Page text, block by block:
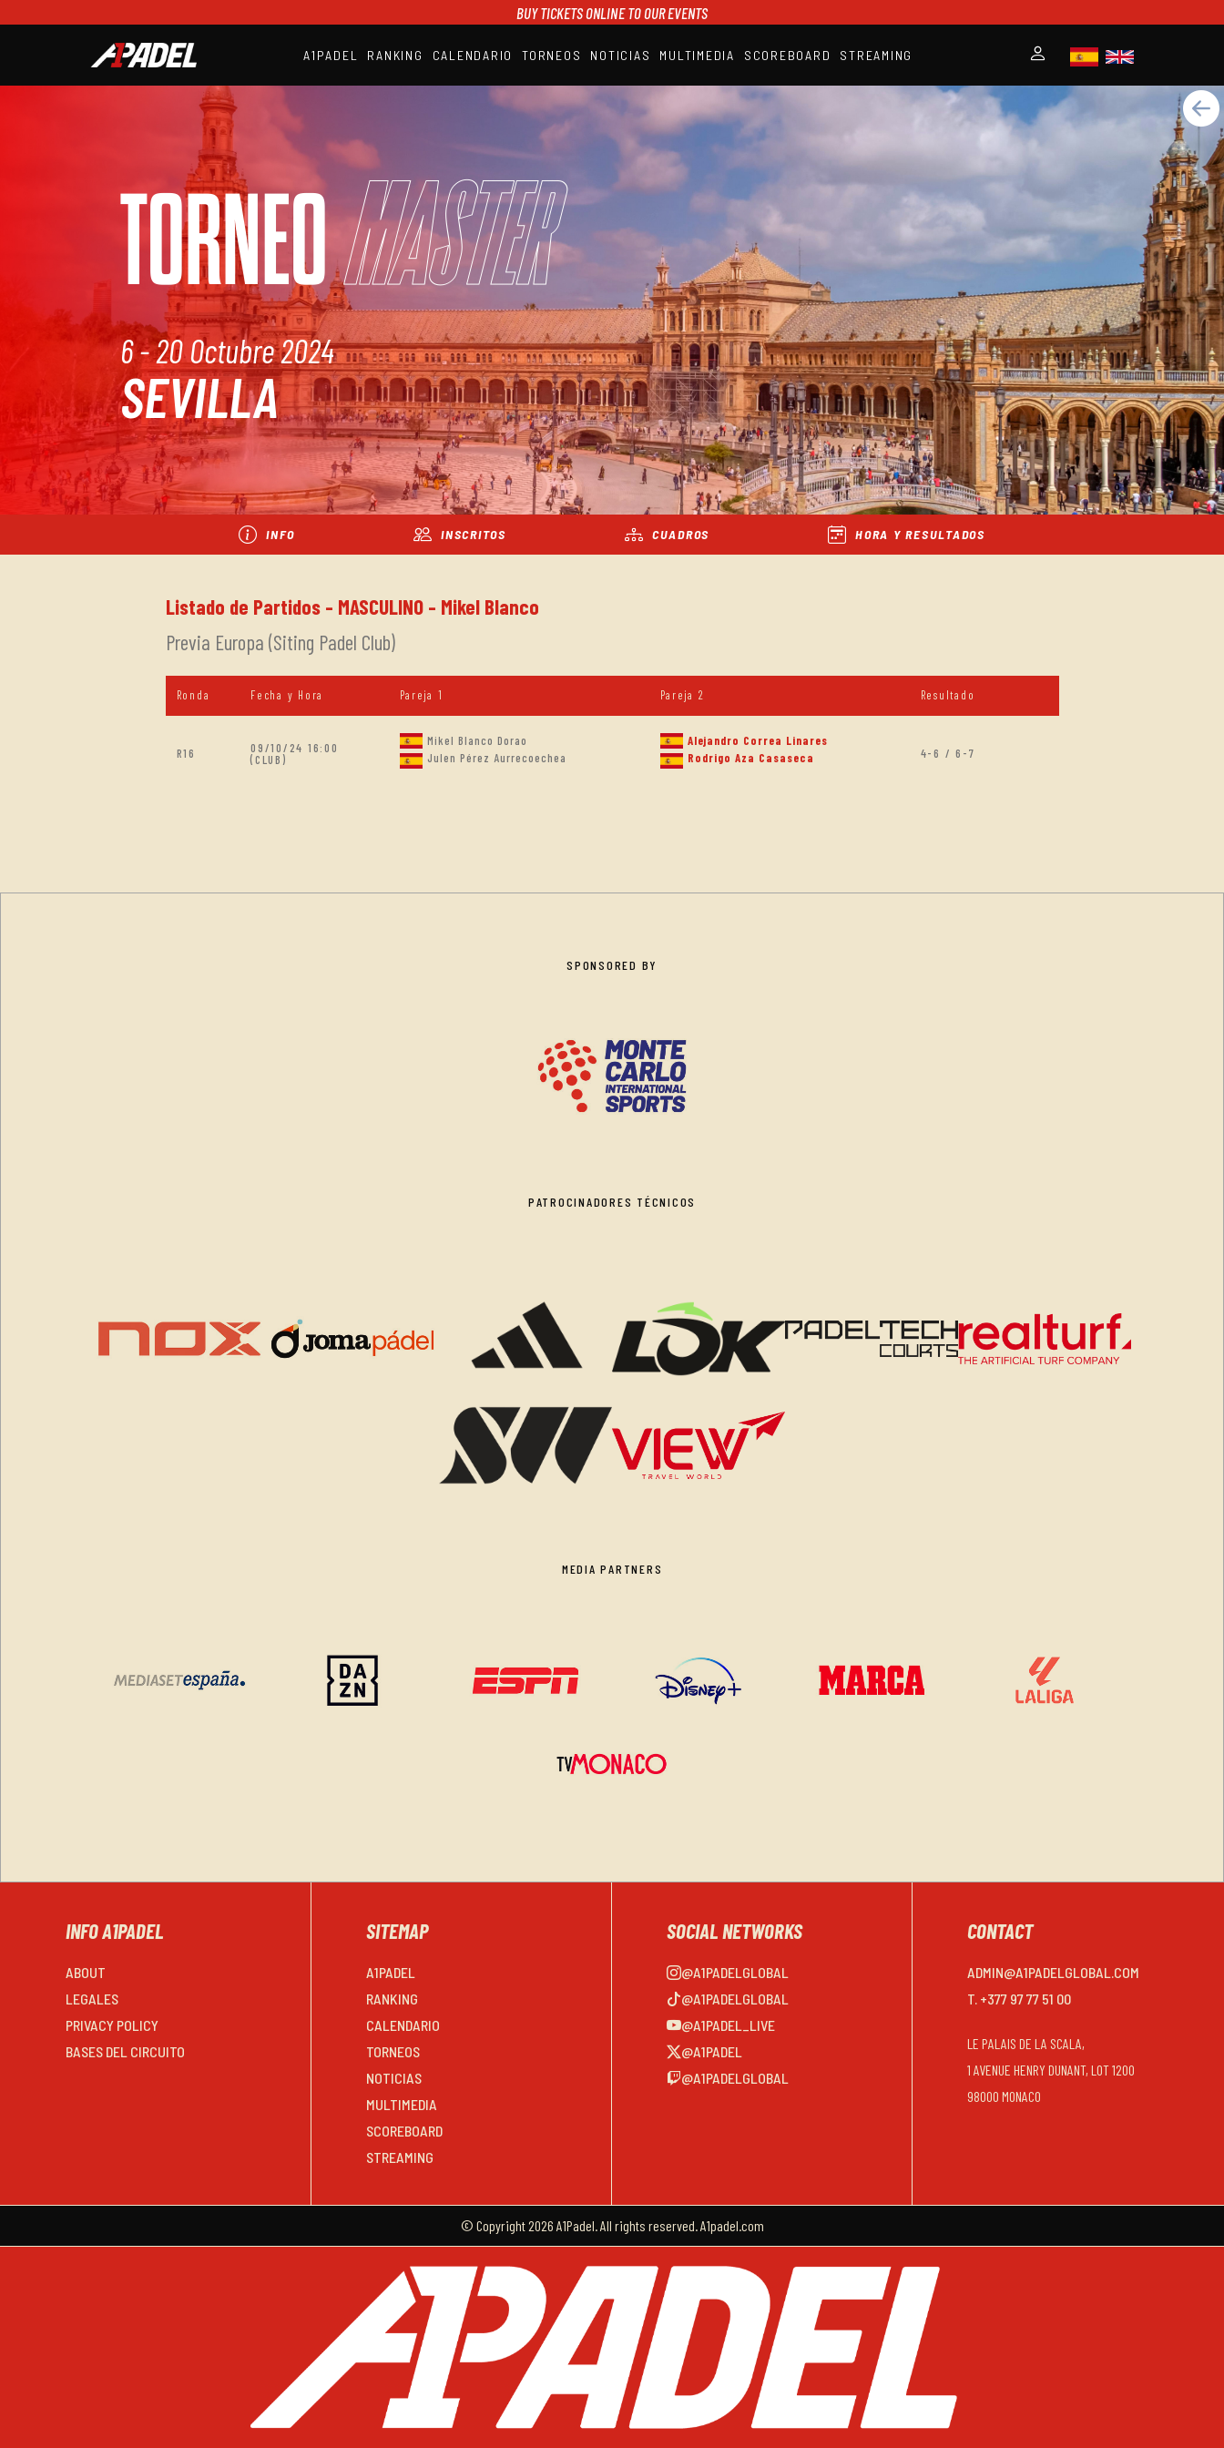
BUY TICKETS ONLINE TO OUR EVENTS
A1PADEL RANKING CALENDARIO TORNEOS NOTICIAS MULTIMEDIA SCOREBOARD STREAMING
A1PADEL
RANKING
CALENDARIO
TORNEOS
SCOREBOARD
STREAMING
TORNEOMaster
6 - 20 Octubre 2024
SEVILLA
INFO INSCRITOS CUADROS HORA Y RESULTADOS
Listado de Partidos - MASCULINO - Mikel Blanco
Previa Europa (Siting Padel Club)
Ronda Fecha y Hora Pareja 1 Pareja 2 Resultado
R16
09/10/24 16:00
(CLUB)
Mikel Blanco Dorao
Julen Pérez Aurrecoechea
Alejandro Correa Linares
Rodrigo Aza Casaseca
4-6 / 6-7
SPONSORED BY
PATROCINADORES TÉCNICOS
MEDIA PARTNERS
INFO A1PADEL
ABOUT
LEGALES
PRIVACY POLICY
BASES DEL CIRCUITO
SITEMAP
A1PADEL
RANKING
CALENDARIO
TORNEOS
NOTICIAS
MULTIMEDIA
SCOREBOARD
STREAMING
SOCIAL NETWORKS
@A1PADELGLOBAL
@A1PADELGLOBAL
@A1PADEL_LIVE
@A1PADEL
@A1PADELGLOBAL
CONTACT
ADMIN@A1PADELGLOBAL.COM
T. +377 97 77 51 00
LE PALAIS DE LA SCALA,
1 AVENUE HENRY DUNANT, LOT 1200
98000 MONACO
© Copyright 2026 A1Padel. All rights reserved. A1padel.com